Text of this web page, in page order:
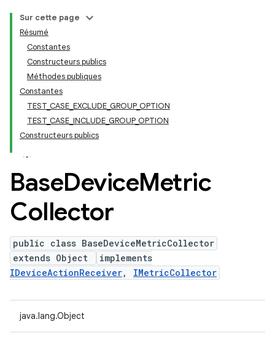
Sur cette page
Résumé
Constantes
Constructeurs publics
Méthodes publiques
Constantes
TEST_CASE_EXCLUDE_GROUP_OPTION
TEST_CASE_INCLUDE_GROUP_OPTION
Constructeurs publics
BaseDeviceMetric
Collector
public class BaseDeviceMetricCollector
extends Object
implements
IDeviceActionReceiver, IMetricCollector
java.lang.Object